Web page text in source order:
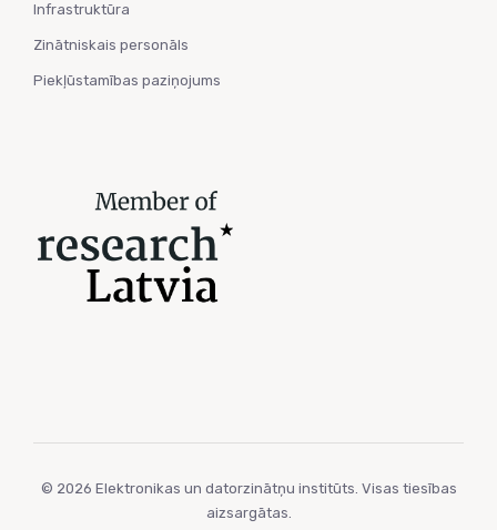
Infrastruktūra
Zinātniskais personāls
Piekļūstamības paziņojums
© 2026 Elektronikas un datorzinātņu institūts. Visas tiesības
aizsargātas.